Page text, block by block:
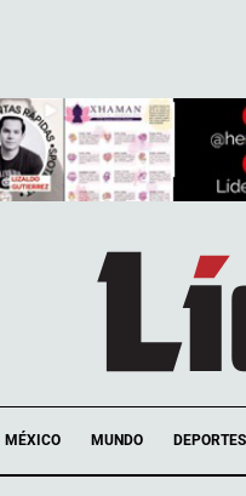
MÉXICO MUNDO DEPORTES